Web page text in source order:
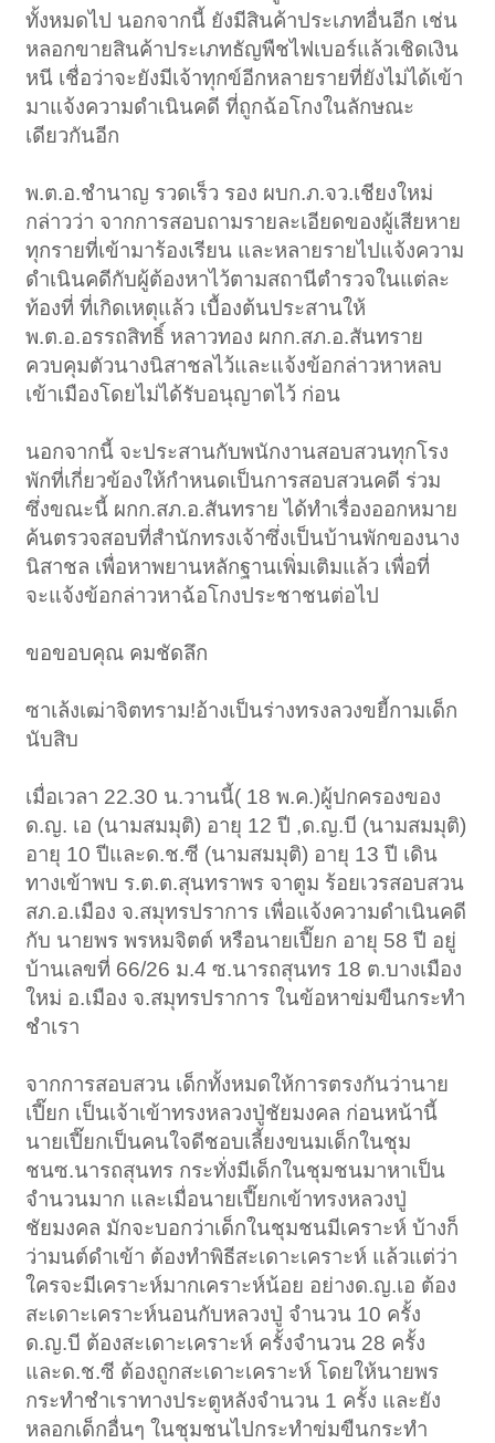
ทั้งหมดไป นอกจากนี้ ยังมีสินค้าประเภทอื่นอีก เช่น
หลอกขายสินค้าประเภทธัญพืชไฟเบอร์แล้วเชิดเงิน
หนี เชื่อว่าจะยังมีเจ้าทุกข์อีกหลายรายที่ยังไม่ได้เข้า
มาแจ้งความดำเนินคดี ที่ถูกฉ้อโกงในลักษณะ
เดียวกันอีก
พ.ต.อ.ชำนาญ รวดเร็ว รอง ผบก.ภ.จว.เชียงใหม่
กล่าวว่า จากการสอบถามรายละเอียดของผู้เสียหาย
ทุกรายที่เข้ามาร้องเรียน และหลายรายไปแจ้งความ
ดำเนินคดีกับผู้ต้องหาไว้ตามสถานีตำรวจในแต่ละ
ท้องที่ ที่เกิดเหตุแล้ว เบื้องต้นประสานให้
พ.ต.อ.อรรถสิทธิ์ หลาวทอง ผกก.สภ.อ.สันทราย
ควบคุมตัวนางนิสาชลไว้และแจ้งข้อกล่าวหาหลบ
เข้าเมืองโดยไม่ได้รับอนุญาตไว้ ก่อน
นอกจากนี้ จะประสานกับพนักงานสอบสวนทุกโรง
พักที่เกี่ยวข้องให้กำหนดเป็นการสอบสวนคดี ร่วม
ซึ่งขณะนี้ ผกก.สภ.อ.สันทราย ได้ทำเรื่องออกหมาย
ค้นตรวจสอบที่สำนักทรงเจ้าซึ่งเป็นบ้านพักของนาง
นิสาชล เพื่อหาพยานหลักฐานเพิ่มเติมแล้ว เพื่อที่
จะแจ้งข้อกล่าวหาฉ้อโกงประชาชนต่อไป
ขอขอบคุณ คมชัดลึก
ซาเล้งเฒ่าจิตทราม!อ้างเป็นร่างทรงลวงขยี้กามเด็ก
นับสิบ
เมื่อเวลา 22.30 น.วานนี้( 18 พ.ค.)ผู้ปกครองของ
ด.ญ. เอ (นามสมมุติ) อายุ 12 ปี ,ด.ญ.บี (นามสมมุติ)
อายุ 10 ปีและด.ช.ซี (นามสมมุติ) อายุ 13 ปี เดิน
ทางเข้าพบ ร.ต.ต.สุนทราพร จาตูม ร้อยเวรสอบสวน
สภ.อ.เมือง จ.สมุทรปราการ เพื่อแจ้งความดำเนินคดี
กับ นายพร พรหมจิตต์ หรือนายเปี๊ยก อายุ 58 ปี อยู่
บ้านเลขที่ 66/26 ม.4 ซ.นารถสุนทร 18 ต.บางเมือง
ใหม่ อ.เมือง จ.สมุทรปราการ ในข้อหาข่มขืนกระทำ
ชำเรา
จากการสอบสวน เด็กทั้งหมดให้การตรงกันว่านาย
เปี๊ยก เป็นเจ้าเข้าทรงหลวงปู่ชัยมงคล ก่อนหน้านี้
นายเปี๊ยกเป็นคนใจดีชอบเลี้ยงขนมเด็กในชุม
ชนซ.นารถสุนทร กระทั่งมีเด็กในชุมชนมาหาเป็น
จำนวนมาก และเมื่อนายเปี๊ยกเข้าทรงหลวงปู่
ชัยมงคล มักจะบอกว่าเด็กในชุมชนมีเคราะห์ บ้างก็
ว่ามนต์ดำเข้า ต้องทำพิธีสะเดาะเคราะห์ แล้วแต่ว่า
ใครจะมีเคราะห์มากเคราะห์น้อย อย่างด.ญ.เอ ต้อง
สะเดาะเคราะห์นอนกับหลวงปู่ จำนวน 10 ครั้ง
ด.ญ.บี ต้องสะเดาะเคราะห์ ครั้งจำนวน 28 ครั้ง
และด.ช.ซี ต้องถูกสะเดาะเคราะห์ โดยให้นายพร
กระทำชำเราทางประตูหลังจำนวน 1 ครั้ง และยัง
หลอกเด็กอื่นๆ ในชุมชนไปกระทำข่มขืนกระทำ